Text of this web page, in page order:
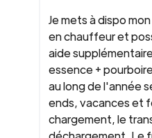
Je mets à dispo
en chauffeur et
aide
essence +
au long de l'année
ends, vacances et
chargement, le